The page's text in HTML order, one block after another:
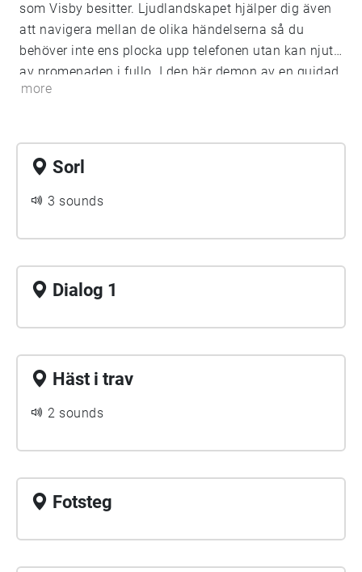
som Visby besitter. Ljudlandskapet hjälper dig även
att navigera mellan de olika händelserna så du
behöver inte ens plocka upp telefonen utan kan njuta
av promenaden i fullo. I den här demon av en guidad
tur får du möjligheten att känna av atmosfären av
more
Sorl
3 sounds
Dialog 1
Häst i trav
2 sounds
Fotsteg